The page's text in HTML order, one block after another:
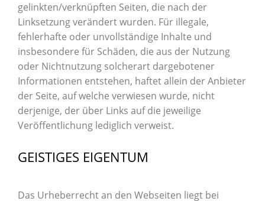
gelinkten/verknüpften Seiten, die nach der
Linksetzung verändert wurden. Für illegale,
fehlerhafte oder unvollständige Inhalte und
insbesondere für Schäden, die aus der Nutzung
oder Nichtnutzung solcherart dargebotener
Informationen entstehen, haftet allein der Anbieter
der Seite, auf welche verwiesen wurde, nicht
derjenige, der über Links auf die jeweilige
Veröffentlichung lediglich verweist.
GEISTIGES EIGENTUM
Das Urheberrecht an den Webseiten liegt bei